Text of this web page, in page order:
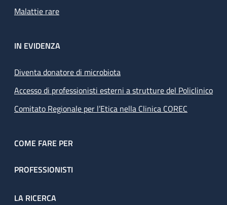
Malattie rare
IN EVIDENZA
Diventa donatore di microbiota
Accesso di professionisti esterni a strutture del Policlinico
Comitato Regionale per l’Etica nella Clinica COREC
COME FARE PER
PROFESSIONISTI
LA RICERCA